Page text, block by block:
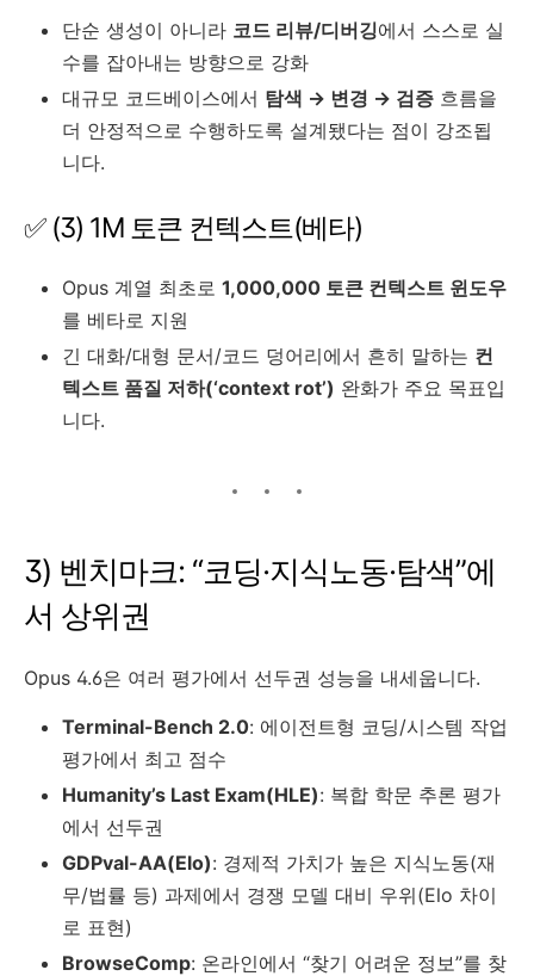
단순 생성이 아니라 코드 리뷰/디버깅에서 스스로 실
수를 잡아내는 방향으로 강화
대규모 코드베이스에서 탐색 → 변경 → 검증 흐름을
더 안정적으로 수행하도록 설계됐다는 점이 강조됩
니다.
✅ (3) 1M 토큰 컨텍스트(베타)
Opus 계열 최초로 1,000,000 토큰 컨텍스트 윈도우
를 베타로 지원
긴 대화/대형 문서/코드 덩어리에서 흔히 말하는 컨
텍스트 품질 저하(‘context rot’) 완화가 주요 목표입
니다.
3) 벤치마크: “코딩·지식노동·탐색”에
서 상위권
Opus 4.6은 여러 평가에서 선두권 성능을 내세웁니다.
Terminal-Bench 2.0: 에이전트형 코딩/시스템 작업
평가에서 최고 점수
Humanity’s Last Exam(HLE): 복합 학문 추론 평가
에서 선두권
GDPval-AA(Elo): 경제적 가치가 높은 지식노동(재
무/법률 등) 과제에서 경쟁 모델 대비 우위(Elo 차이
로 표현)
BrowseComp: 온라인에서 “찾기 어려운 정보”를 찾